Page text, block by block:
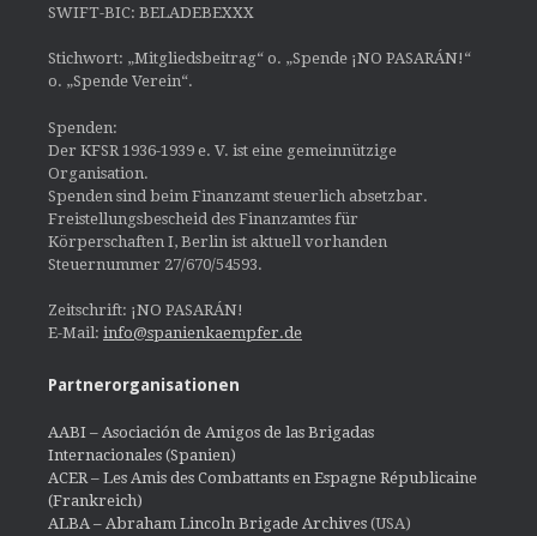
SWIFT-BIC: BELADEBEXXX
Stichwort: „Mitgliedsbeitrag“ o. „Spende ¡NO PASARÁN!“
o. „Spende Verein“.
Spenden:
Der KFSR 1936-1939 e. V. ist eine gemeinnützige
Organisation.
Spenden sind beim Finanzamt steuerlich absetzbar.
Freistellungsbescheid des Finanzamtes für
Körperschaften I, Berlin ist aktuell vorhanden
Steuernummer 27/670/54593.
Zeitschrift: ¡NO PASARÁN!
E-Mail: info@spanienkaempfer.de
Partnerorganisationen
AABI – Asociación de Amigos de las Brigadas
Internacionales (Spanien)
ACER – Les Amis des Combattants en Espagne Républicaine
(Frankreich)
ALBA – Abraham Lincoln Brigade Archives (USA)